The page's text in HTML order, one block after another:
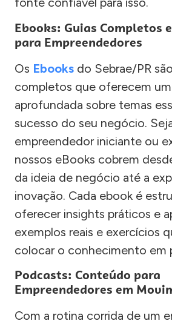
Ebooks: Guias Completos
para Empreendedores
Os Ebooks do Sebrae/PR
completos que oferecem
aprofundada sobre temas
sucesso do seu negócio.
empreendedor iniciante ou
nossos eBooks cobrem
da ideia de negócio até a
inovação. Cada ebook é
oferecer insights práticos e
exemplos reais e exercícios
colocar o conhecimento em
Podcasts: Conteúdo para
Empreendedores em
Com a rotina corrida de um